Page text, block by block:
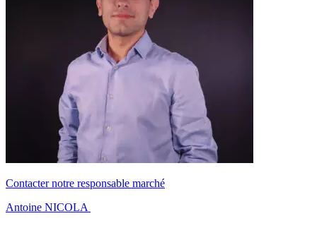
Contacter notre responsable marché
Antoine NICOLA